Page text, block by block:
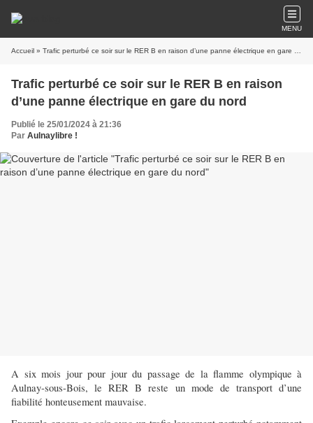
MENU
Accueil » Trafic perturbé ce soir sur le RER B en raison d’une panne électrique en gare du nord
Trafic perturbé ce soir sur le RER B en raison
d’une panne électrique en gare du nord
Publié le 25/01/2024 à 21:36
Par Aulnaylibre !
A six mois jour pour jour du passage de la flamme olympique à
Aulnay-sous-Bois, le RER B reste un mode de transport d’une
fiabilité honteusement mauvaise.